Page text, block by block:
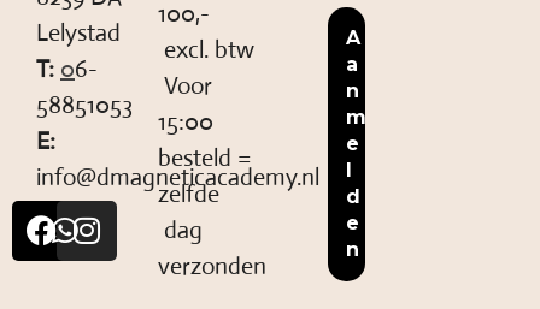
Lelystad
T: 06-
58851053
E:
info@dmagneticacademy.nl
100,-
excl. btw
Voor
15:00
besteld =
zelfde
dag
verzonden